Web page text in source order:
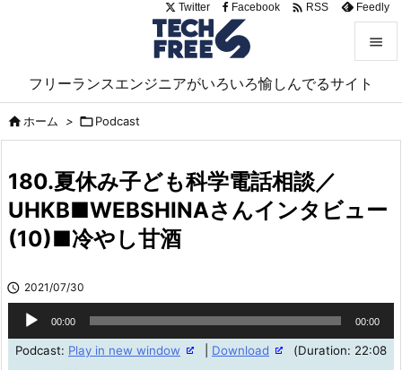
フリーランスエンジニアがいろいろ愉しんでるサイト


サイド

Twitter Facebook  RSS Feedly
ホーム > Podcast
180.夏休み子ども科学電話相談／
UHKB■WEBSHINAさんインタビュー
(10)■冷やし甘酒
 2021/07/30
声
00:00 00:00
Podcast: Play in new window Download
(Duration: 22:08